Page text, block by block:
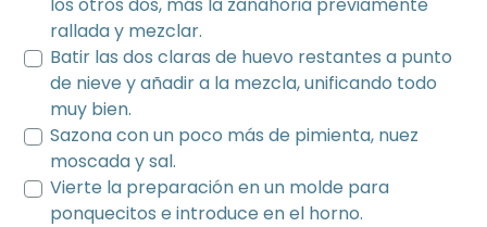
rallada y mezclar.
Batir las dos claras de huevo restantes a punto
de nieve y añadir a la mezcla, unificando todo
muy bien.
Sazona con un poco más de pimienta, nuez
moscada y sal.
Vierte la preparación en un molde para
ponquecitos e introduce en el horno.